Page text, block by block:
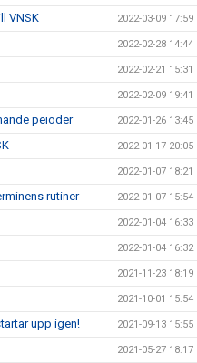
VNSK 2022-03-09 17:59
2022-02-28 14:44
2022-02-21 15:31
2022-02-09 19:41
peioder 2022-01-26 13:45
2022-01-17 20:05
2022-01-07 18:21
rutiner 2022-01-07 15:54
2022-01-04 16:33
2022-01-04 16:32
2021-11-23 18:19
2021-10-01 15:54
upp igen! 2021-09-13 15:55
2021-05-27 18:17